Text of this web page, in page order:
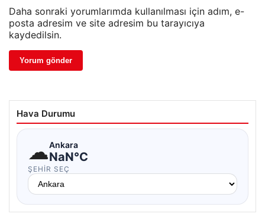
Daha sonraki yorumlarımda kullanılması için adım, e-
posta adresim ve site adresim bu tarayıcıya
kaydedilsin.
Hava Durumu
☁Ankara
NaN°C
ŞEHIR SEÇ